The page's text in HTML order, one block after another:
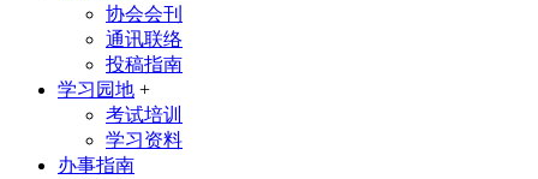
协会会刊
通讯联络
投稿指南
学习园地 +
考试培训
学习资料
办事指南